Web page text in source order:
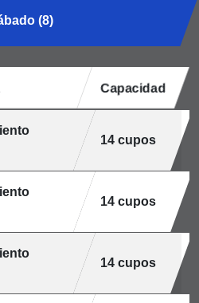
(8)
Capacidad
14 cupos
14 cupos
14 cupos